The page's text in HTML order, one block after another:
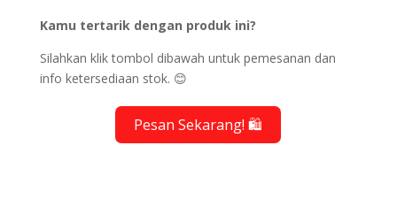
Kamu tertarik dengan produk ini?
Silahkan klik tombol dibawah untuk pemesanan dan
info ketersediaan stok. 😊
Pesan Sekarang! 🛍️